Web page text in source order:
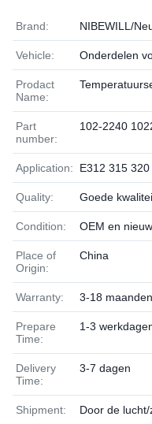
Brand: NIBEWILL/
Vehicle: Onderdelen
Prodact
Name:
Part
number:
102-2240
Application: E312 315
Quality: Goede
Condition: OEM en nieuw
Place of
Origin:
China
Warranty: 3-18 maanden
Prepare
Time:
1-3
Delivery
Time:
3-7 dagen
Shipment: Door de